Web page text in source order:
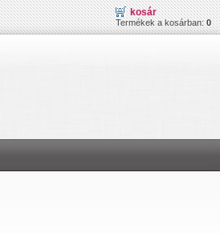
kosár
Termékek a kosárban:0